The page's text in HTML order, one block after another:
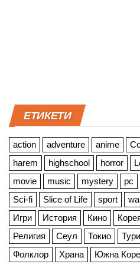
ЕТИКЕТИ
action adventure anime
harem
highschool horror
movie
music mystery pc
Sci-fi
Slice of Life sport
Игри
История Кино
Религия
Сеул Токио
Фолклор
Храна Южна